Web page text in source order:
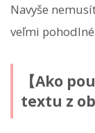
Navyše
veľmi
【Ako
textu z